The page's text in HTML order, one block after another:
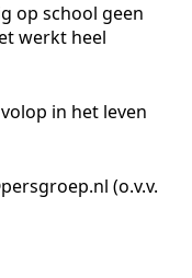
op school geen
werkt heel
in het leven
(o.v.v.